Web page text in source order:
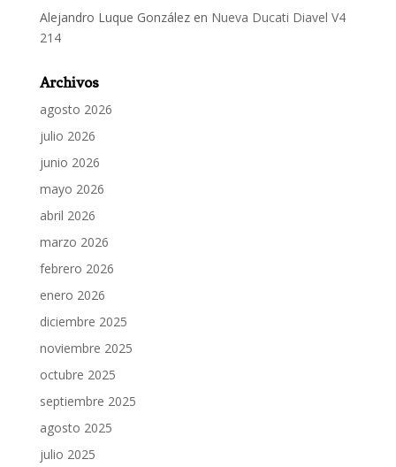
Alejandro Luque Gonzálezen Nueva Ducati Diavel V4
214
Archivos
agosto 2026
julio 2026
junio 2026
mayo 2026
abril 2026
marzo 2026
febrero 2026
enero 2026
diciembre 2025
noviembre 2025
octubre 2025
septiembre 2025
agosto 2025
julio 2025